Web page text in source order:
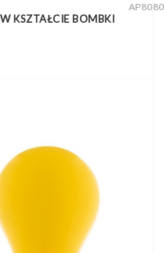
KSZTAŁCIE BOMBKI